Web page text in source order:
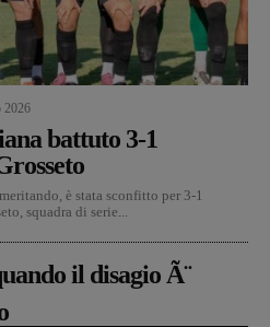
2026
battuto 3-1
è stata sconfitto per 3-1
squadra di serie...
il disagio Ã¨